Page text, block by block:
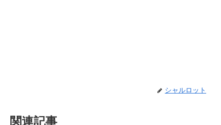
シャルロット
関連記事